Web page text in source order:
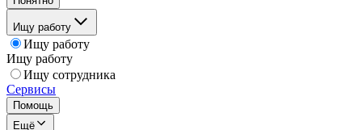
Ищу работу
Ищу работу
Ищу работу
Ищу сотрудника
Сервисы
Помощь
Ещё